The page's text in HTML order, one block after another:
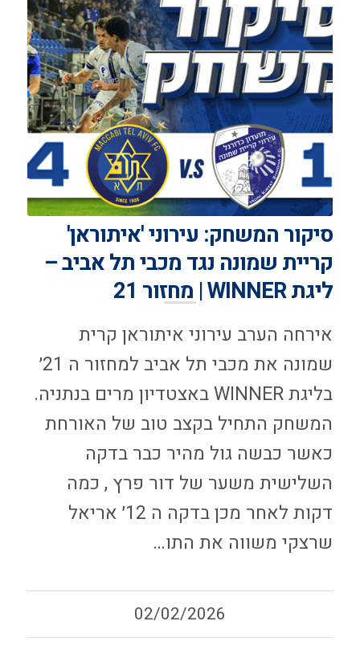
סיקור המשחק: עירוני 'איתוראן'
קריית שמונה נגד מכבי תל אביב –
ליגת WINNER | מחזור 21
אירחה הערב עירוני איתוראן קרית
שמונה את מכבי תל אביב למחזור ה 21׳
בליגת WINNER באצטדיון מרים בנתניה.
המשחק התחיל בקצב טוב של האורחת
כאשר כבשה גול מהיר כבר בדקה
השלישית משער של דור פרץ , כמה
דקות לאחר מכן בדקה ה 12׳ אריאל
שרצקי משווה את התו…
02/02/2026